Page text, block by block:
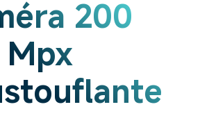
200
Mpx